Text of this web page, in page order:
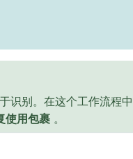
识别。在这个工作流程
使用包裹 。